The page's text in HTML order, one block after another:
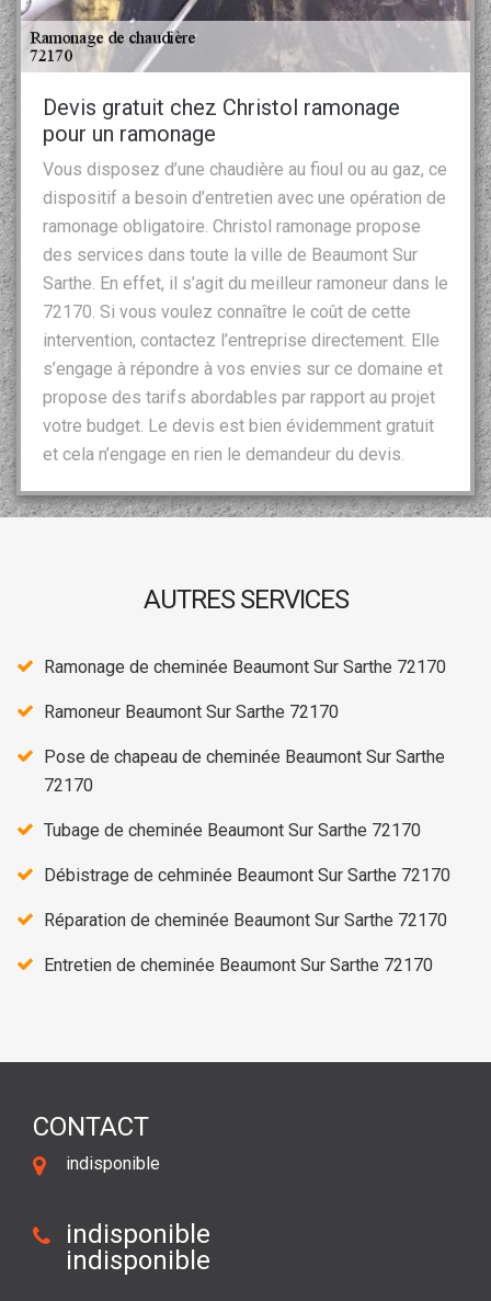
Devis gratuit chez Christol ramonage
pour un ramonage
Vous disposez d’une chaudière au fioul ou au gaz, ce
dispositif a besoin d’entretien avec une opération de
ramonage obligatoire. Christol ramonage propose
des services dans toute la ville de Beaumont Sur
Sarthe. En effet, il s’agit du meilleur ramoneur dans le
72170. Si vous voulez connaître le coût de cette
intervention, contactez l’entreprise directement. Elle
s’engage à répondre à vos envies sur ce domaine et
propose des tarifs abordables par rapport au projet
votre budget. Le devis est bien évidemment gratuit
et cela n’engage en rien le demandeur du devis.
AUTRES SERVICES
Ramonage de cheminée Beaumont Sur Sarthe 72170
Ramoneur Beaumont Sur Sarthe 72170
Pose de chapeau de cheminée Beaumont Sur Sarthe
72170
Tubage de cheminée Beaumont Sur Sarthe 72170
Débistrage de cehminée Beaumont Sur Sarthe 72170
Réparation de cheminée Beaumont Sur Sarthe 72170
Entretien de cheminée Beaumont Sur Sarthe 72170
CONTACT
indisponible
indisponible
indisponible